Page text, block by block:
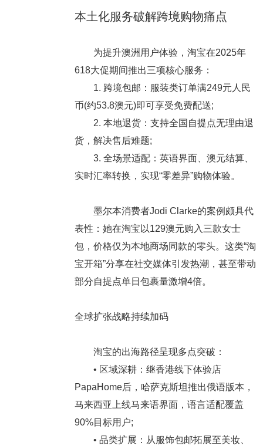
本土化服务破解跨境购物痛点
为提升澳洲用户体验，淘宝在2025年
618大促期间推出三项核心服务：
1. 跨境包邮：服装类订单满249元人民
币(约53.8澳元)即可享受免费配送;
2. 本地退货：支持全国自提点无理由退
货，解决售后难题;
3. 全场景适配：英语界面、澳元结算、
实时汇率转换，实现“零差异”购物体验。
墨尔本消费者Jodi Clarke的案例颇具代
表性：她在淘宝以129澳元购入三款女士
包，价格仅为本地商场同款的零头。这类“淘
宝开箱”分享在社交媒体引发热潮，甚至带动
部分自提点单日包裹量激增4倍。
全球扩张战略持续加码
淘宝的出海路径呈现多点突破：
• 区域深耕：继香港线下体验店
PapaHome后，哈萨克斯坦推出俄语版本，
马来西亚上线马来语界面，语言适配覆盖
90%目标用户;
• 品类扩展：从服饰包邮拓展至美妆、